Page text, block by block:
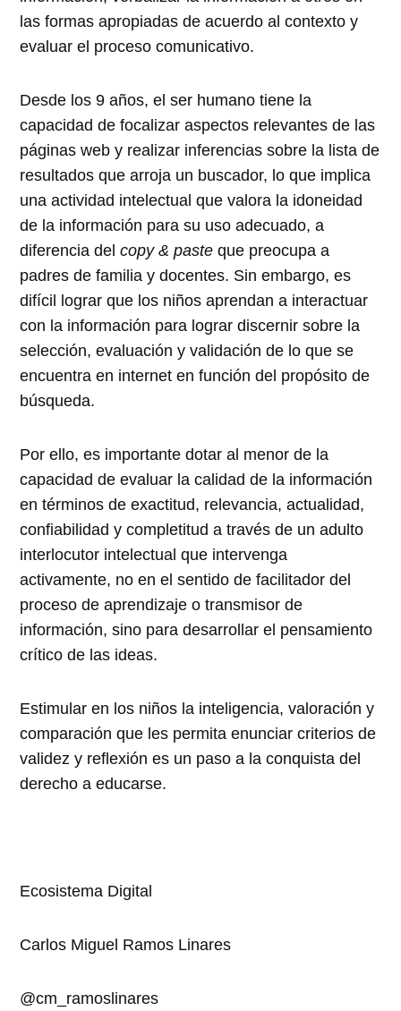
las formas apropiadas de acuerdo al contexto y
evaluar el proceso comunicativo.
Desde los 9 años, el ser humano tiene la
capacidad de focalizar aspectos relevantes de las
páginas web y realizar inferencias sobre la lista de
resultados que arroja un buscador, lo que implica
una actividad intelectual que valora la idoneidad
de la información para su uso adecuado, a
diferencia delcopy & paste que preocupa a
padres de familia y docentes. Sin embargo, es
difícil lograr que los niños aprendan a interactuar
con la información para lograr discernir sobre la
selección, evaluación y validación de lo que se
encuentra en internet en función del propósito de
búsqueda.
Por ello, es importante dotar al menor de la
capacidad de evaluar la calidad de la información
en términos de exactitud, relevancia, actualidad,
confiabilidad y completitud a través de un adulto
interlocutor intelectual que intervenga
activamente, no en el sentido de facilitador del
proceso de aprendizaje o transmisor de
información, sino para desarrollar el pensamiento
crítico de las ideas.
Estimular en los niños la inteligencia, valoración y
comparación que les permita enunciar criterios de
validez y reflexión es un paso a la conquista del
derecho a educarse.
Ecosistema Digital
Carlos Miguel Ramos Linares
@cm_ramoslinares